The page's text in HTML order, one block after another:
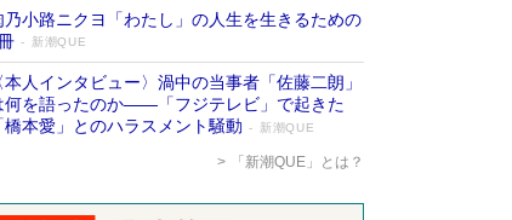
乃小路ニクヨ「わたし」の人生を生きるための
新潮QUE
本人インタビュー〉渦中の当事者「佐藤二朗」
何を語ったのか――「フジテレビ」で起きた
橋本愛」とのハラスメント騒動
新潮QUE
「新潮QUE」とは？